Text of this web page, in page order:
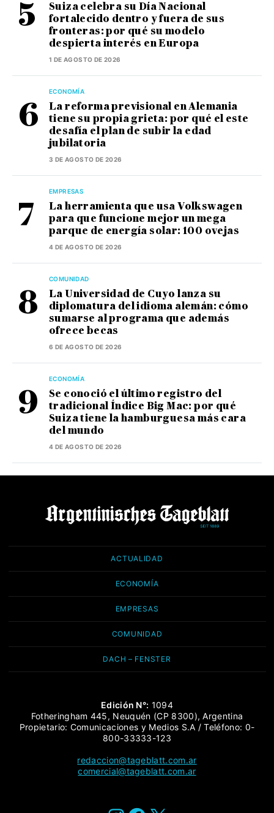
Suiza celebra su Día Nacional
fortalecido dentro y fuera de sus
fronteras: por qué su modelo
despierta interés en Europa
1 DE AGOSTO DE 2026
ECONOMÍA
La reforma previsional en Alemania
tiene su propia grieta: por qué el este
desafía el plan de subir la edad
jubilatoria
3 DE AGOSTO DE 2026
EMPRESAS
La herramienta que usa Volkswagen
para que funcione mejor un mega
parque de energía solar: 100 ovejas
4 DE AGOSTO DE 2026
COMUNIDAD
La Universidad de Cuyo lanza su
diplomatura del idioma alemán: cómo
sumarse al programa que además
ofrece becas
6 DE AGOSTO DE 2026
ECONOMÍA
Se conoció el último registro del
tradicional Índice Big Mac: por qué
Suiza tiene la hamburguesa más cara
del mundo
4 DE AGOSTO DE 2026
ACTUALIDAD
ECONOMÍA
EMPRESAS
COMUNIDAD
DACH – FENSTER
Edición N°: 1094
Fotheringham 445, Neuquén (CP 8300), Argentina
Propietario: Comunicaciones y Medios S.A / Teléfono: 0-
800-33333-123
redaccion@tageblatt.com.ar
comercial@tageblatt.com.ar